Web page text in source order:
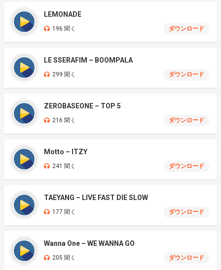
LEMONADE
196 聞く ダウンロード
LE SSERAFIM – BOOMPALA
299 聞く ダウンロード
ZEROBASEONE – TOP 5
216 聞く ダウンロード
Motto – ITZY
241 聞く ダウンロード
TAEYANG – LIVE FAST DIE SLOW
177 聞く ダウンロード
Wanna One – WE WANNA GO
205 聞く ダウンロード